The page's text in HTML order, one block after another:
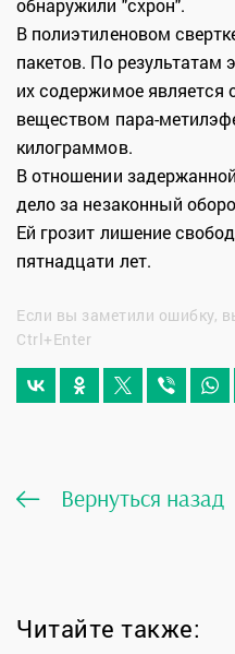
обнаружили "схрон".
В полиэтиленовом
пакетов. По результатам
их содержимое
веществом пара-
килограммов.
В отношении
дело за незаконный
Ей грозит лишение
пятнадцати лет.
Если вы заметили ошибку,
Ctrl+Enter
Вернуться назад
Читайте также: